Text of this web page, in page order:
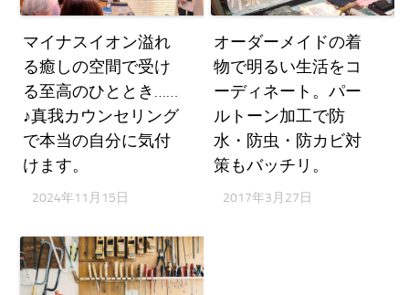
マイナスイオン溢れ
る癒しの空間で受け
る至高のひととき……
♪真我カウンセリング
で本当の自分に気付
けます。
2024年11月15日
オーダーメイドの着
物で明るい生活をコ
ーディネート。パー
ルトーン加工で防
水・防虫・防カビ対
策もバッチリ。
2017年3月27日